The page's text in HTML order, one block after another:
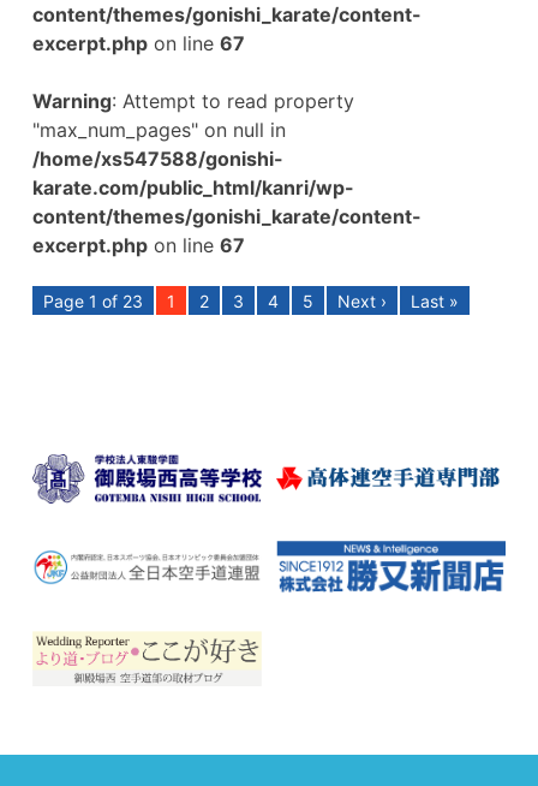
content/themes/gonishi_karate/content-
excerpt.phpon line 67
Warning: Attempt to read property
"max_num_pages" on null in
/home/xs547588/gonishi-
karate.com/public_html/kanri/wp-
content/themes/gonishi_karate/content-
excerpt.phpon line 67
Page 1 of 23 1 2 3 4 5 Next › Last »